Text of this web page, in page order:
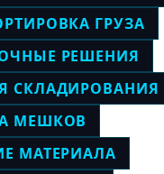
ГРУЗА
РЕШЕНИЯ
СКЛАДИРОВАНИЯ
МЕШКОВ
МАТЕРИАЛА